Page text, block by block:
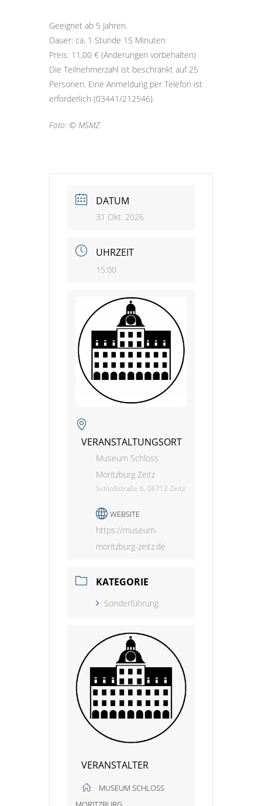
Geeignet ab 5 Jahren.
Dauer: ca. 1 Stunde 15 Minuten
Preis: 11,00 € (Änderungen vorbehalten)
Die Teilnehmerzahl ist beschränkt auf 25
Personen. Eine Anmeldung per Telefon ist
erforderlich (03441/212546).
Foto: © MSMZ
DATUM
31 Okt. 2026
UHRZEIT
15:00
VERANSTALTUNGSORT
Museum Schloss
Moritzburg Zeitz
Schloßstraße 6, 06712 Zeitz
WEBSITE
https://museum-
moritzburg-zeitz.de
KATEGORIE
Sonderführung
VERANSTALTER
MUSEUM SCHLOSS